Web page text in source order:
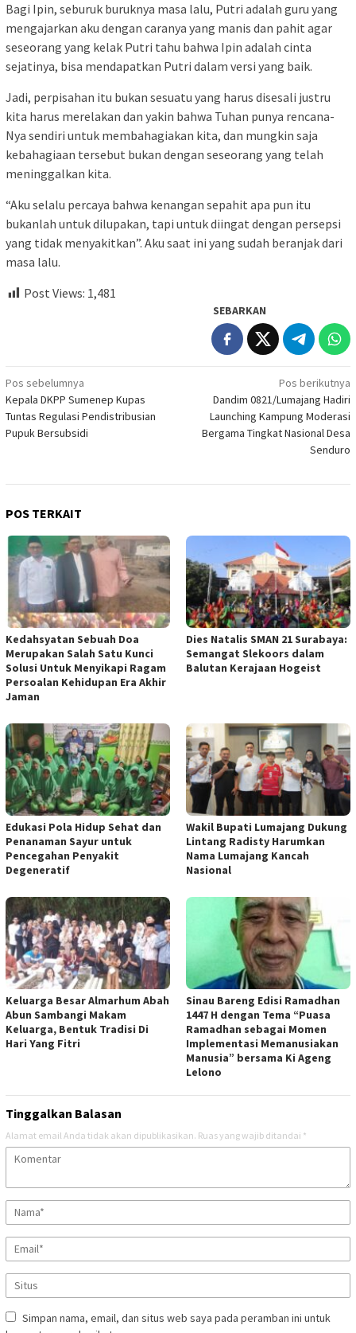
Bagi Ipin, seburuk buruknya masa lalu, Putri adalah guru yang
mengajarkan aku dengan caranya yang manis dan pahit agar
seseorang yang kelak Putri tahu bahwa Ipin adalah cinta
sejatinya, bisa mendapatkan Putri dalam versi yang baik.
Jadi, perpisahan itu bukan sesuatu yang harus disesali justru
kita harus merelakan dan yakin bahwa Tuhan punya rencana-
Nya sendiri untuk membahagiakan kita, dan mungkin saja
kebahagiaan tersebut bukan dengan seseorang yang telah
meninggalkan kita.
“Aku selalu percaya bahwa kenangan sepahit apa pun itu
bukanlah untuk dilupakan, tapi untuk diingat dengan persepsi
yang tidak menyakitkan”. Aku saat ini yang sudah beranjak dari
masa lalu.
Post Views: 1,481
SEBARKAN
Navigasi
pos
Pos sebelumnya
Kepala DKPP Sumenep Kupas
Tuntas Regulasi Pendistribusian
Pupuk Bersubsidi
Pos berikutnya
Dandim 0821/Lumajang Hadiri
Launching Kampung Moderasi
Bergama Tingkat Nasional Desa
Senduro
POS TERKAIT
Kedahsyatan Sebuah Doa
Merupakan Salah Satu Kunci
Solusi Untuk Menyikapi Ragam
Persoalan Kehidupan Era Akhir
Jaman
Dies Natalis SMAN 21 Surabaya:
Semangat Slekoors dalam
Balutan Kerajaan Hogeist
Edukasi Pola Hidup Sehat dan
Penanaman Sayur untuk
Pencegahan Penyakit
Degeneratif
Wakil Bupati Lumajang Dukung
Lintang Radisty Harumkan
Nama Lumajang Kancah
Nasional
Keluarga Besar Almarhum Abah
Abun Sambangi Makam
Keluarga, Bentuk Tradisi Di
Hari Yang Fitri
Sinau Bareng Edisi Ramadhan
1447 H dengan Tema “Puasa
Ramadhan sebagai Momen
Implementasi Memanusiakan
Manusia” bersama Ki Ageng
Lelono
Tinggalkan Balasan
Alamat email Anda tidak akan dipublikasikan. Ruas yang wajib ditandai *
Simpan nama, email, dan situs web saya pada peramban ini untuk